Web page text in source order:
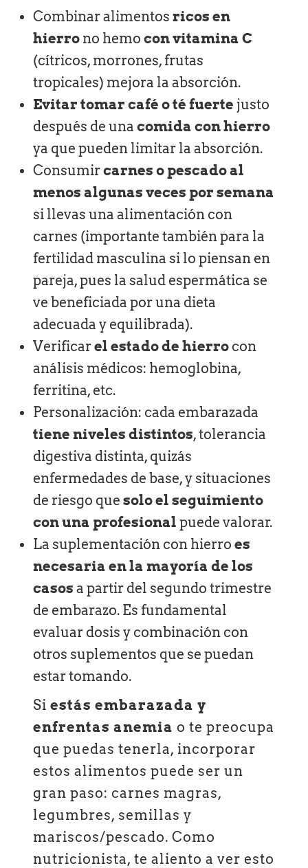
Combinar alimentosricos en
hierro no hemocon vitamina C
(cítricos, morrones, frutas
tropicales) mejora la absorción.
Evitar tomar café o té fuerte justo
después de unacomida con hierro
ya que pueden limitar la absorción.
Consumircarnes o pescado al
menos algunas veces por semana
si llevas una alimentación con
carnes (importante también para la
fertilidad masculina si lo piensan en
pareja, pues la salud espermática se
ve beneficiada por una dieta
adecuada y equilibrada).
Verificarel estado de hierro con
análisis médicos: hemoglobina,
ferritina, etc.
Personalización: cada embarazada
tiene niveles distintos, tolerancia
digestiva distinta, quizás
enfermedades de base, y situaciones
de riesgo quesolo el seguimiento
con una profesional puede valorar.
La suplementación con hierroes
necesaria en la mayoría de los
casos a partir del segundo trimestre
de embarazo. Es fundamental
evaluar dosis y combinación con
otros suplementos que se puedan
estar tomando.
Siestás embarazada y
enfrentas anemia o te preocupa
que puedas tenerla, incorporar
estos alimentos puede ser un
gran paso: carnes magras,
legumbres, semillas y
mariscos/pescado. Como
nutricionista, te aliento a ver esto